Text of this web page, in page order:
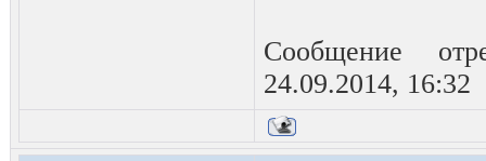
Сообщение
24.09.2014, 16:32